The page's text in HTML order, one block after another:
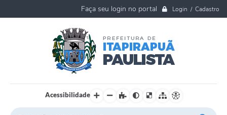
Login / Cadastro
Acessibilidade